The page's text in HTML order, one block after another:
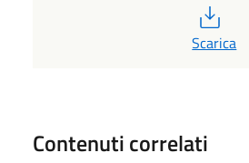
PDF
Scarica
Contenuti correlati